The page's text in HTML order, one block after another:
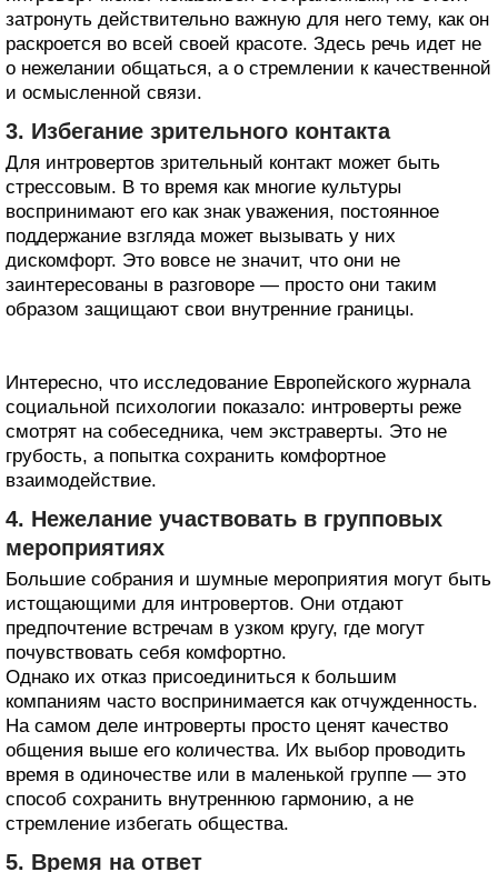
затронуть действительно важную для него тему, как он
раскроется во всей своей красоте. Здесь речь идет не
о нежелании общаться, а о стремлении к качественной
и осмысленной связи.
3. Избегание зрительного контакта
Для интровертов зрительный контакт может быть
стрессовым. В то время как многие культуры
воспринимают его как знак уважения, постоянное
поддержание взгляда может вызывать у них
дискомфорт. Это вовсе не значит, что они не
заинтересованы в разговоре — просто они таким
образом защищают свои внутренние границы.
Интересно, что исследование Европейского журнала
социальной психологии показало: интроверты реже
смотрят на собеседника, чем экстраверты. Это не
грубость, а попытка сохранить комфортное
взаимодействие.
4. Нежелание участвовать в групповых
мероприятиях
Большие собрания и шумные мероприятия могут быть
истощающими для интровертов. Они отдают
предпочтение встречам в узком кругу, где могут
почувствовать себя комфортно.
Однако их отказ присоединиться к большим
компаниям часто воспринимается как отчужденность.
На самом деле интроверты просто ценят качество
общения выше его количества. Их выбор проводить
время в одиночестве или в маленькой группе — это
способ сохранить внутреннюю гармонию, а не
стремление избегать общества.
5. Время на ответ